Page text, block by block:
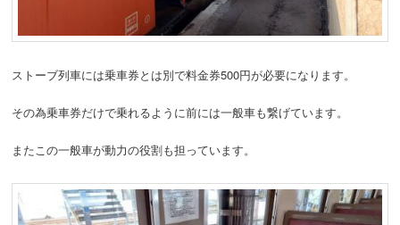
ストーブ列車には乗車券とは別で料金券500円が必要になります。
その為乗車券だけで乗れるように前には一般車も繋げています。
またこの一般車が動力の役割も担っています。